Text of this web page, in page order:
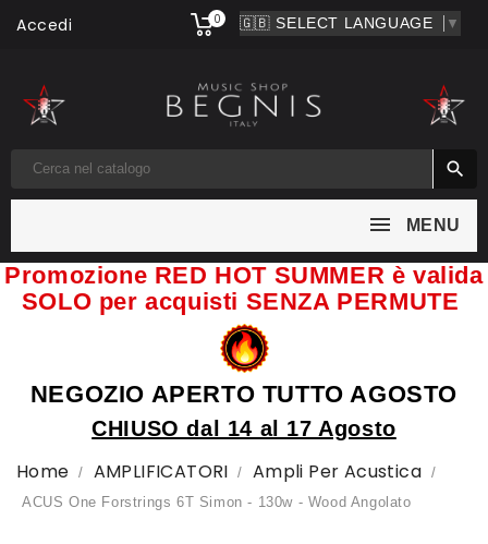
▼
Accedi 0

MENU
Promozione RED HOT SUMMER è valida
SOLO per acquisti SENZA PERMUTE
NEGOZIO APERTO TUTTO AGOSTO
CHIUSO dal 14 al 17 Agosto
Home AMPLIFICATORI Ampli Per Acustica
ACUS One Forstrings 6T Simon - 130w - Wood Angolato